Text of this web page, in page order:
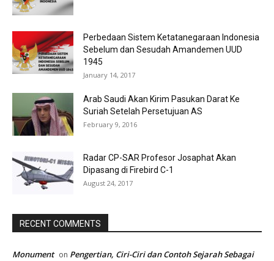
Perbedaan Sistem Ketatanegaraan Indonesia
Sebelum dan Sesudah Amandemen UUD
1945
January 14, 2017
Arab Saudi Akan Kirim Pasukan Darat Ke
Suriah Setelah Persetujuan AS
February 9, 2016
Radar CP-SAR Profesor Josaphat Akan
Dipasang di Firebird C-1
August 24, 2017
RECENT COMMENTS
Monument on Pengertian, Ciri-Ciri dan Contoh Sejarah Sebagai